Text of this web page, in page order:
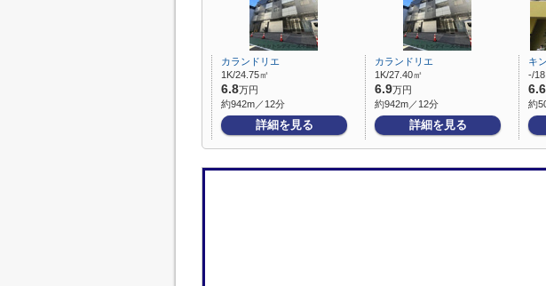
カランドリエ
1K/24.75㎡
6.8万円
約942m／12分
詳細を見る
カランドリエ
1K/27.40㎡
6.9万円
約942m／12分
詳細を見る
キ
-/
約